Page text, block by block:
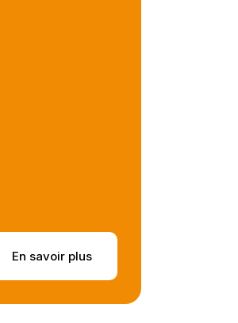
En savoir plus